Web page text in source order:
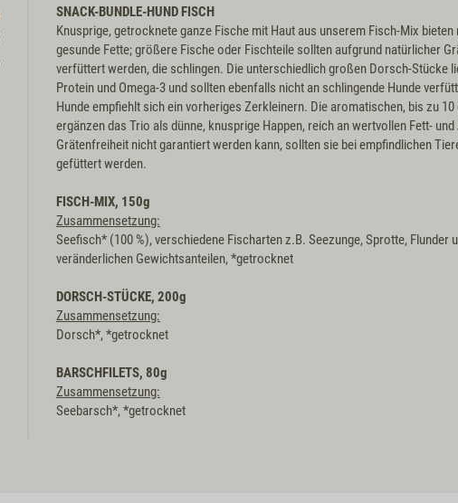
SNACK-BUNDLE-HUND FISCH
Knusprige, getrocknete ganze Fische mit Haut aus unserem Fisch-Mix
gesunde Fette; größere Fische oder Fischteile sollten aufgrund natürlicher
verfüttert werden, die schlingen. Die unterschiedlich großen Dorsch-Stücke
Protein und Omega-3 und sollten ebenfalls nicht an schlingende Hunde
Hunde empfiehlt sich ein vorheriges Zerkleinern. Die aromatischen, bis zu
ergänzen das Trio als dünne, knusprige Happen, reich an wertvollen Fett-
Grätenfreiheit nicht garantiert werden kann, sollten sie bei empfindlichen
gefüttert werden.
FISCH-MIX, 150g
Zusammensetzung:
Seefisch* (100 %), verschiedene Fischarten z.B. Seezunge, Sprotte, Flunder
veränderlichen Gewichtsanteilen, *getrocknet
DORSCH-STÜCKE, 200g
Zusammensetzung:
Dorsch*, *getrocknet
BARSCHFILETS, 80g
Zusammensetzung:
Seebarsch*, *getrocknet